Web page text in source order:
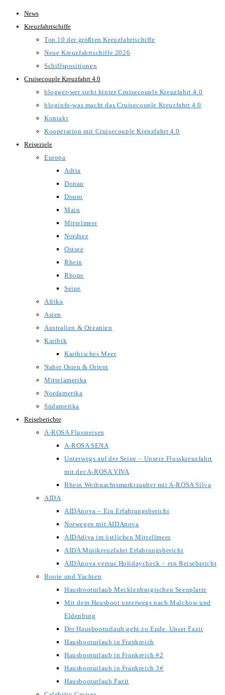
Zum
Inhalt
News
Kreuzfahrtschiffe
Top 10 der größten Kreuzfahrtschiffe
Neue Kreuzfahrtschiffe 2026
Schiffspositionen
Cruisecouple Kreuzfahrt 4.0
blogger-wer steht hinter Cruisecouple Kreuzfahrt 4.0
bloginfo-was macht das Cruisecouple Kreuzfahrt 4.0
Kontakt
Kooperation mit Cruisecouple Kreuzfahrt 4.0
Reiseziele
Europa
Adria
Donau
Douro
Main
Mittelmeer
Nordsee
Ostsee
Rhein
Rhone
Seine
Afrika
Asien
Australien & Ozeanien
Karibik
Karibisches Meer
Naher Osten & Orient
Mittelamerika
Nordamerika
Südamerika
Reiseberichte
A-ROSA Flussreisen
A-ROSA SENA
Unterwegs auf der Seine – Unsere Flusskreuzfahrt
mit der A-ROSA VIVA
Rhein Weihnachtsmarktzauber mit A-ROSA Silva
AIDA
AIDAnova – Ein Erfahrungsbericht
Norwegen mit AIDAnova
AIDAdiva im östlichen Mittellmeer
AIDA Minikreuzfahrt Erfahrungsbericht
AIDAnova versus Holidaycheck – ein Reisebericht
Boote und Yachten
Hausbooturlaub Mecklenburgischen Seenplatte
Mit dem Hausboot unterwegs nach Malchow und
Eldenburg
Der Hausbooturlaub geht zu Ende. Unser Fazit
Hausbooturlaub in Frankreich
Hausbooturlaub in Frankreich #2
Hausbooturlaub in Frankreich 3#
Hausbooturlaub Fazit